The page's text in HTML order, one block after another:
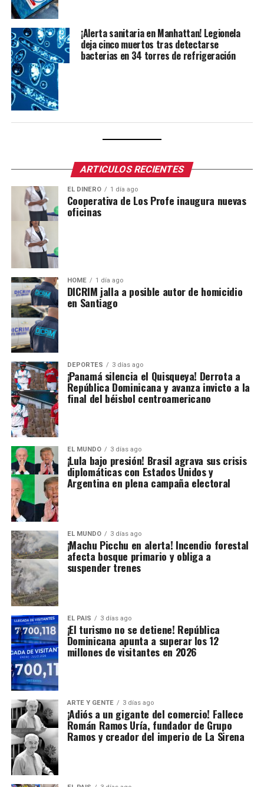
¡Alerta sanitaria en Manhattan! Legionela
deja cinco muertos tras detectarse
bacterias en 34 torres de refrigeración
ARTICULOS RECIENTES
EL DINERO 1 día ago
Cooperativa de Los Profe inaugura nuevas
oficinas
HOME 1 día ago
DICRIM jalla a posible autor de homicidio
en Santiago
DEPORTES 3 días ago
¡Panamá silencia el Quisqueya! Derrota a
República Dominicana y avanza invicto a la
final del béisbol centroamericano
EL MUNDO 3 días ago
¡Lula bajo presión! Brasil agrava sus crisis
diplomáticas con Estados Unidos y
Argentina en plena campaña electoral
EL MUNDO 3 días ago
¡Machu Picchu en alerta! Incendio forestal
afecta bosque primario y obliga a
suspender trenes
EL PAIS 3 días ago
¡El turismo no se detiene! República
Dominicana apunta a superar los 12
millones de visitantes en 2026
ARTE Y GENTE 3 días ago
¡Adiós a un gigante del comercio! Fallece
Román Ramos Uría, fundador de Grupo
Ramos y creador del imperio de La Sirena